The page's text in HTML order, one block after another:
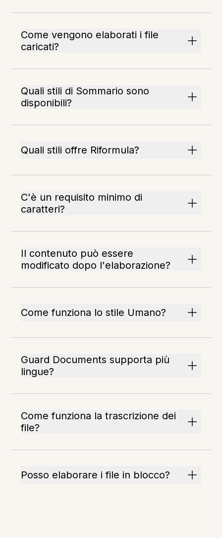
Come vengono elaborati i file
caricati?
Quali stili di Sommario sono
disponibili?
Quali stili offre Riformula?
C'è un requisito minimo di
caratteri?
Il contenuto può essere
modificato dopo l'elaborazione?
Come funziona lo stile Umano?
Guard Documents supporta più
lingue?
Come funziona la trascrizione dei
file?
Posso elaborare i file in blocco?